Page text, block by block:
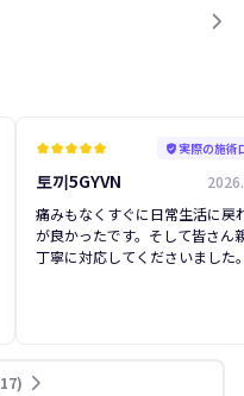
kid_starkid_starkid_starkid_starkid_star verified_user実際の施術
토끼5GYVN
痛みもなくすぐに日常生活に戻
が良かったです。そして皆さん
丁寧に対応してくださいました
17) arrow_forward_ios